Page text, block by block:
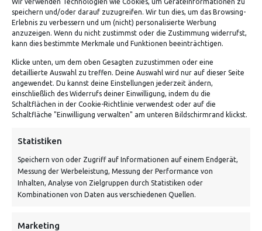
speichern und/oder darauf zuzugreifen. Wir tun dies, um das Browsing-
Erlebnis zu verbessern und um (nicht) personalisierte Werbung
anzuzeigen. Wenn du nicht zustimmst oder die Zustimmung widerrufst,
kann dies bestimmte Merkmale und Funktionen beeinträchtigen.
Klicke unten, um dem oben Gesagten zuzustimmen oder eine
detaillierte Auswahl zu treffen. Deine Auswahl wird nur auf dieser Seite
angewendet. Du kannst deine Einstellungen jederzeit ändern,
einschließlich des Widerrufs deiner Einwilligung, indem du die
Schaltflächen in der Cookie-Richtlinie verwendest oder auf die
Schaltfläche "Einwilligung verwalten" am unteren Bildschirmrand klickst.
Statistiken
Speichern von oder Zugriff auf Informationen auf einem Endgerät,
Messung der Werbeleistung, Messung der Performance von
Inhalten, Analyse von Zielgruppen durch Statistiken oder
Kombinationen von Daten aus verschiedenen Quellen.
Marketing
ADRESSE
Von Tiling GmbH
Kontakt: Mo - Fr von 10:00 bis 18:00 Uhr
info@vontiling.de